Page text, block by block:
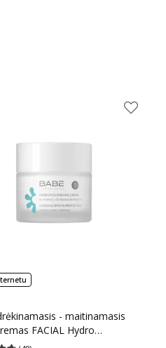
- maitinamasis
FACIAL Hydro
SPF 20, 50 ml